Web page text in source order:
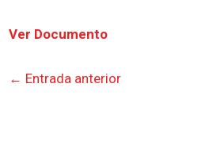
Ver Documento
← Entrada anterior